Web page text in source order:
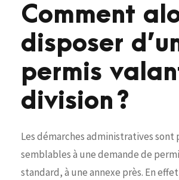
Comment
disposer
permis
division ?
Les démarches administratives sont
semblables à une demande de
standard, à une annexe près. En